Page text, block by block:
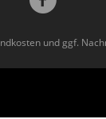
und ggf.